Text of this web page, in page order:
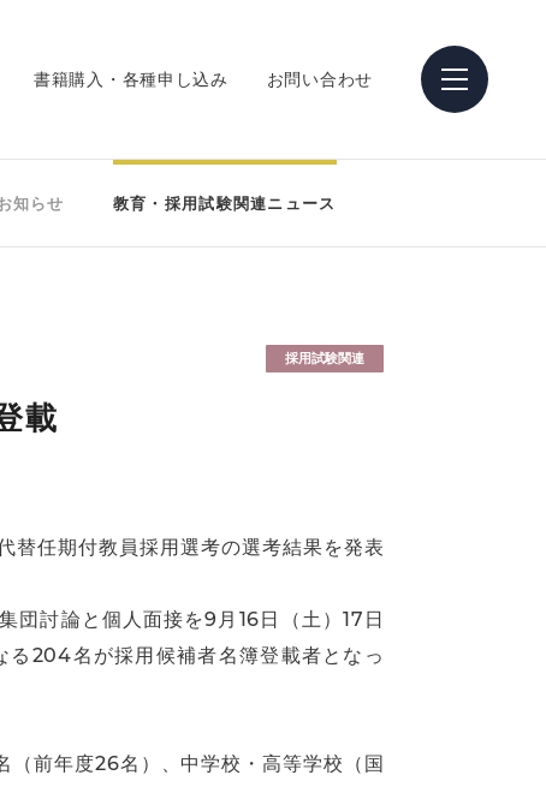
書籍購入・各種申し込み お問い合わせ
知らせ 教育・採用試験関連ニュース
採用試験関連
載
替任期付教員採用選考の選考結果を発表
団討論と個人面接を9月16日（土）17日
204名が採用候補者名簿登載者となっ
（前年度26名）、中学校・高等学校（国